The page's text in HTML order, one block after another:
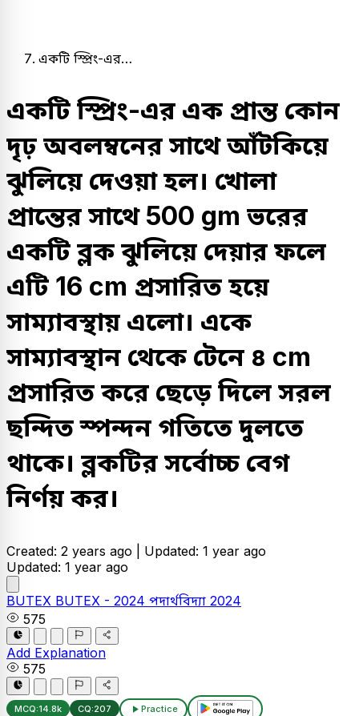
একটি স্প্রিং-এর…
একটি স্প্রিং-এর এক প্রান্ত কোন
দৃঢ় অবলম্বনের সাথে আঁটকিয়ে
ঝুলিয়ে দেওয়া হল। খোলা
প্রান্তের সাথে 500 gm ভরের
একটি ব্লক ঝুলিয়ে দেয়ার ফলে
এটি 16 cm প্রসারিত হয়ে
সাম্যাবস্থায় এলো। একে
সাম্যাবস্থান থেকে টেনে ৪ cm
প্রসারিত করে ছেড়ে দিলে সরল
ছন্দিত স্পন্দন গতিতে দুলতে
থাকে। ব্লকটির সর্বোচ্চ বেগ
নির্ণয় কর।
Created: 2 years ago | Updated: 1 year ago
Updated: 1 year ago
BUTEX BUTEX - 2024 পদার্থবিদ্যা 2024
575
Add Explanation
575
MCQ:14.8k CQ:207 Practice